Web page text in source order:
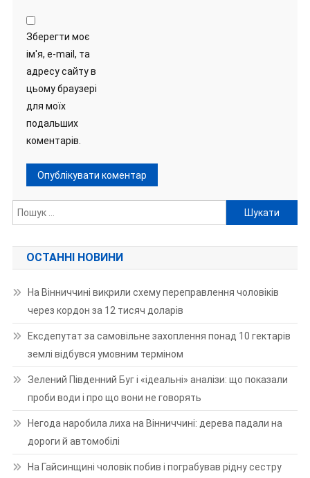
Зберегти моє
ім'я, e-mail, та
адресу сайту в
цьому браузері
для моїх
подальших
коментарів.
Пошук:
ОСТАННІ НОВИНИ
На Вінниччині викрили схему переправлення чоловіків
через кордон за 12 тисяч доларів
Ексдепутат за самовільне захоплення понад 10 гектарів
землі відбувся умовним терміном
Зелений Південний Буг і «ідеальні» аналізи: що показали
проби води і про що вони не говорять
Негода наробила лиха на Вінниччині: дерева падали на
дороги й автомобілі
На Гайсинщині чоловік побив і пограбував рідну сестру